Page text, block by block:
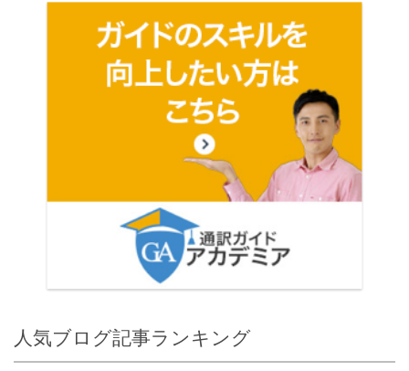
人気ブログ記事ランキング